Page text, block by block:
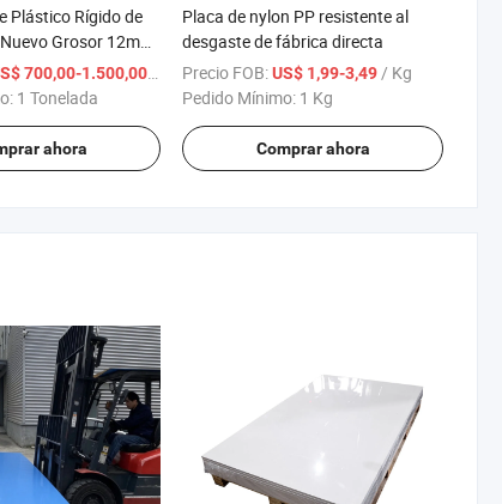
Plástico Rígido de
Grosor 12mm
de Alta
700,00-1.500,00 / Tonelada
1 Tonelada
ahora
Placa de nylon PP resistente al
desgaste de fábrica directa
Precio FOB:US$ 1,99-3,49/ Kg
Pedido Mínimo: 1 Kg
Comprar ahora